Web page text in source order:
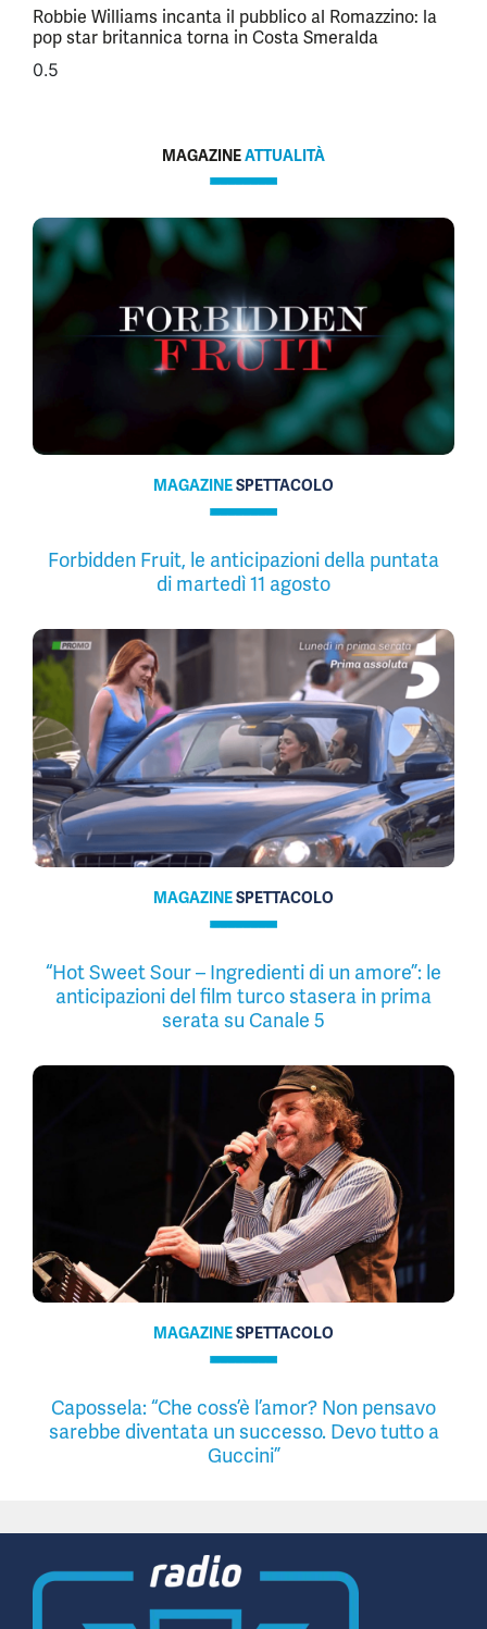
Robbie Williams incanta il pubblico al Romazzino: la
pop star britannica torna in Costa Smeralda
MAGAZINEATTUALITÀ
MAGAZINESPETTACOLO
Forbidden Fruit, le anticipazioni della puntata
di martedì 11 agosto
MAGAZINESPETTACOLO
“Hot Sweet Sour – Ingredienti di un amore”: le
anticipazioni del film turco stasera in prima
serata su Canale 5
MAGAZINESPETTACOLO
Capossela: “Che coss’è l’amor? Non pensavo
sarebbe diventata un successo. Devo tutto a
Guccini”